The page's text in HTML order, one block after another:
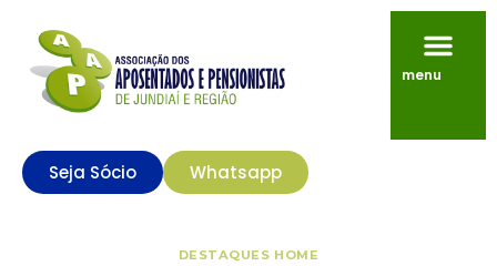
menu
Seja Sócio Whatsapp
DESTAQUES HOME